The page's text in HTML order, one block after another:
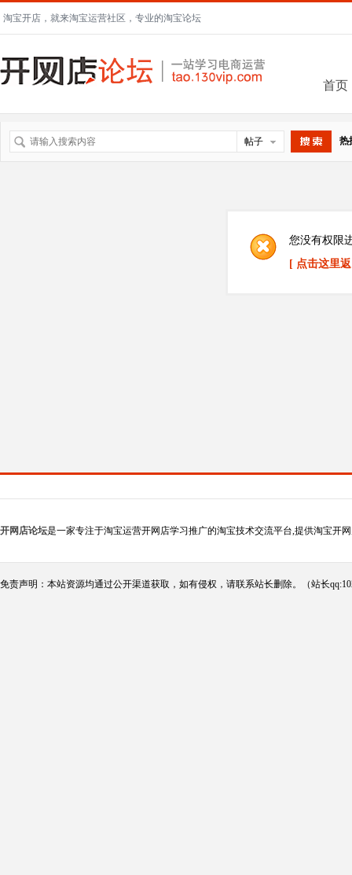
淘宝开店，就来淘宝运营社区，专业的淘宝论坛
首页
帖子 热
您没有权限
[ 点击这里
开网店论坛是一家专注于淘宝运营开网店学习推广的淘宝技术交流平台,提供淘宝开
免责声明：本站资源均通过公开渠道获取，如有侵权，请联系站长删除。（站长